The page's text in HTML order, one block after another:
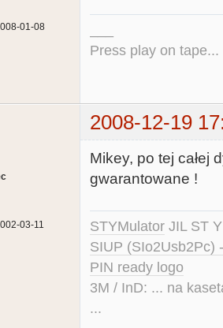
01-08
Press play on tape...
2008-12-19
03-11
Mikey, po tej całej
gwarantowane !
STYMulator JIL ST
SIUP (SIo2Usb2Pc)
PIN ready logo
3M / InD: ... na
...